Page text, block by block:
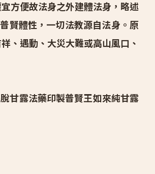
方便故法身之外建體法身，略述
賢體性，一切法教源自法身。 原
、遇動、大災大難或高山風口、
甘露法藥印製普賢王如來純甘露